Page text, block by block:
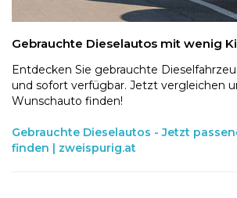
Gebrauchte Dieselautos mit wenig
Entdecken Sie gebrauchte
und sofort verfügbar. Jetzt vergleichen
Wunschauto finden!
Gebrauchte Dieselautos - Jetzt
finden | zweispurig.at